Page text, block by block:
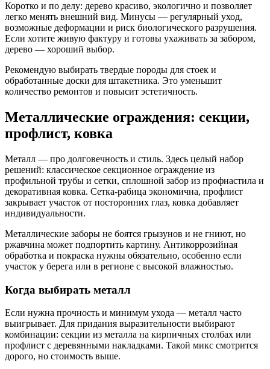
Коротко и по делу: дерево красиво, экологично и позволяет
легко менять внешний вид. Минусы — регулярный уход,
возможные деформации и риск биологического разрушения.
Если хотите живую фактуру и готовы ухаживать за забором,
дерево — хороший выбор.
Рекомендую выбирать твердые породы для стоек и
обработанные доски для штакетника. Это уменьшит
количество ремонтов и повысит эстетичность.
Металлические ограждения: секции,
профлист, ковка
Металл — про долговечность и стиль. Здесь целый набор
решений: классическое секционное ограждение из
профильной трубы и сетки, сплошной забор из профнастила и
декоративная ковка. Сетка-рабица экономична, профлист
закрывает участок от посторонних глаз, ковка добавляет
индивидуальности.
Металлические заборы не боятся грызунов и не гниют, но
ржавчина может подпортить картину. Антикоррозийная
обработка и покраска нужны обязательно, особенно если
участок у берега или в регионе с высокой влажностью.
Когда выбирать металл
Если нужна прочность и минимум ухода — металл часто
выигрывает. Для придания выразительности выбирают
комбинации: секции из металла на кирпичных столбах или
профлист с деревянными накладками. Такой микс смотрится
дорого, но стоимость выше.